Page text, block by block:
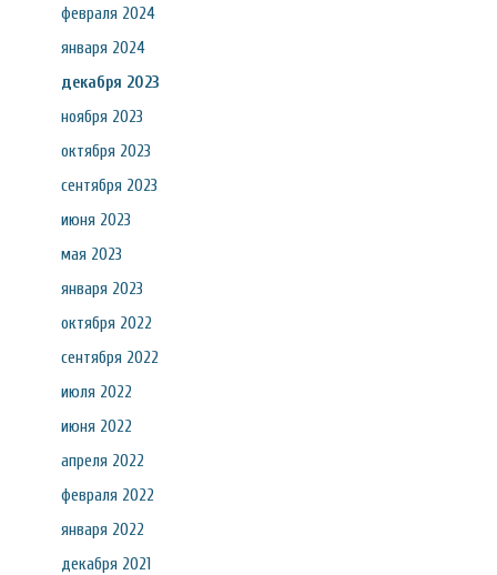
февраля 2024
января 2024
декабря 2023
ноября 2023
октября 2023
сентября 2023
июня 2023
мая 2023
января 2023
октября 2022
сентября 2022
июля 2022
июня 2022
апреля 2022
февраля 2022
января 2022
декабря 2021